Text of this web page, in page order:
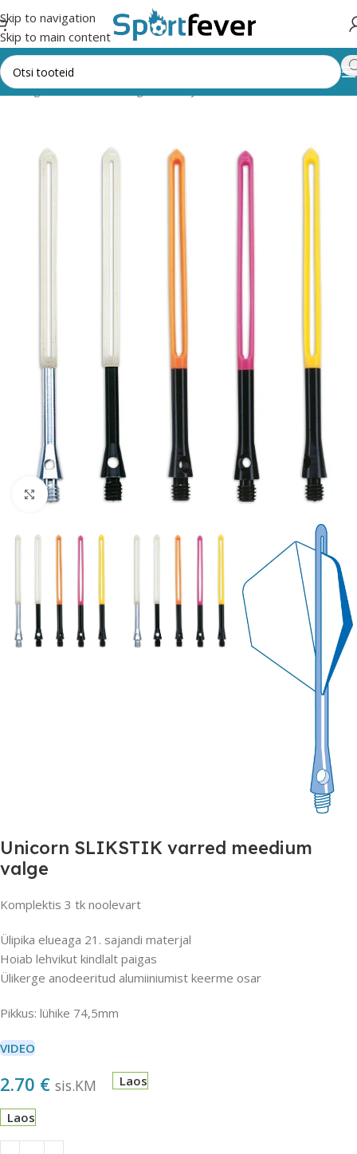
Skip to navigation
Skip to main content
kategooriad Noolemäng Nooled ja tarvikud NOOLTE VARRED
Suurendamiseks klõpsake
Unicorn SLIKSTIK varred meedium
valge
Komplektis 3 tk noolevart
Ülipika elueaga 21. sajandi materjal
Hoiab lehvikut kindlalt paigas
Ülikerge anodeeritud alumiiniumist keerme osar
Pikkus: lühike 74,5mm
VIDEO
2.70 € sis.KM Laos
Laos